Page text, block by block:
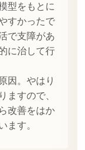
型をもとに
すかったで
で支障があ
に治して行
因。やはり
ますので、
改善をはか
ます。